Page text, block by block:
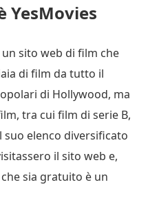
YesMovies
sito web di film che
di film da tutto il
di Hollywood, ma
tra cui film di serie B,
suo elenco diversificato
il sito web e,
sia gratuito è un